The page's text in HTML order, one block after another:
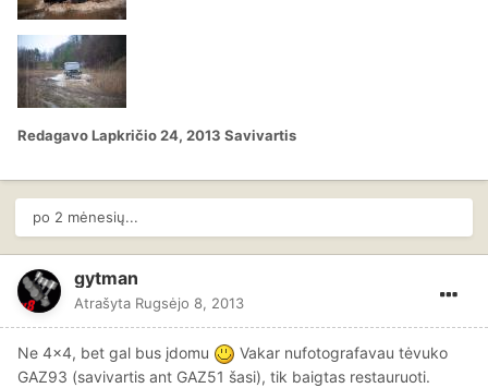
RedagavoLapkričio 24, 2013 Savivartis
po 2 mėnesių...
gytman
Atrašyta Rugsėjo 8, 2013
Ne 4x4, bet gal bus įdomu
Vakar nufotografavau tėvuko
GAZ93 (savivartis ant GAZ51 šasi), tik baigtas restauruoti.